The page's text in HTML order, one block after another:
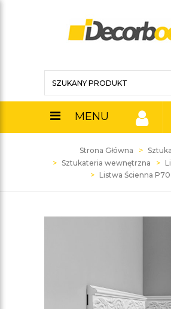
MENU
Strona Główna
Sztukateria wewnętrzna
Listwa Ścienna